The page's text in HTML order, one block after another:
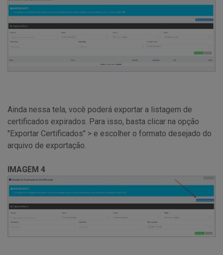
Ainda nessa tela, você poderá exportar a listagem de
certificados expirados. Para isso, basta clicar na opção
"Exportar Certificados" > e escolher o formato desejado do
arquivo de exportação.
IMAGEM 4